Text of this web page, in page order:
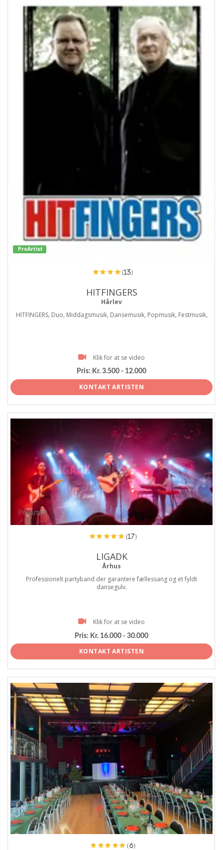
ProArtist
(13)
HITFINGERS
Hårlev
HITFINGERS, Duo, Middagsmusik, Dansemusik, Popmusik, Festmusik,
Klik for at se video
Pris: Kr. 3.500 - 12.000
KONTAKT ARTISTEN
ProArtist
(17)
LIGADK
Århus
Professionelt partyband der garantere fællessang og et fyldt
dansegulv.
Klik for at se video
Pris: Kr. 16.000 - 30.000
KONTAKT ARTISTEN
ProArtist
(6)